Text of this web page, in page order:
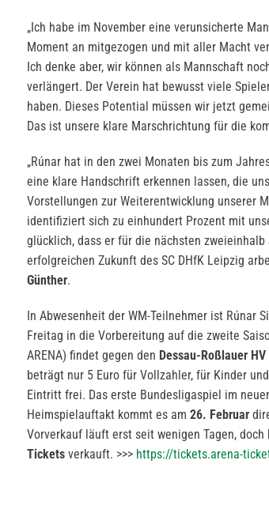
„Ich habe im November eine verunsicherte
Moment an mitgezogen und mit aller Macht
Ich denke aber, wir können als Mannschaft
verlängert. Der Verein hat bewusst viele
haben. Dieses Potential müssen wir jetzt
Das ist unsere klare Marschrichtung für die
„Rúnar hat in den zwei Monaten bis zum
eine klare Handschrift erkennen lassen, die
Vorstellungen zur Weiterentwicklung unserer
identifiziert sich zu einhundert Prozent mit
glücklich, dass er für die nächsten
erfolgreichen Zukunft des SC DHfK Leipzig
Günther.
In Abwesenheit der WM-Teilnehmer ist Rúnar
Freitag in die Vorbereitung auf die zweite
ARENA) findet gegen den Dessau-Roßlauer HV
beträgt nur 5 Euro für Vollzahler, für Kinder
Eintritt frei. Das erste Bundesligaspiel im
Heimspielauftakt kommt es am 26. Februar
Vorverkauf läuft erst seit wenigen Tagen,
Tickets verkauft. >>> https://tickets.arena-